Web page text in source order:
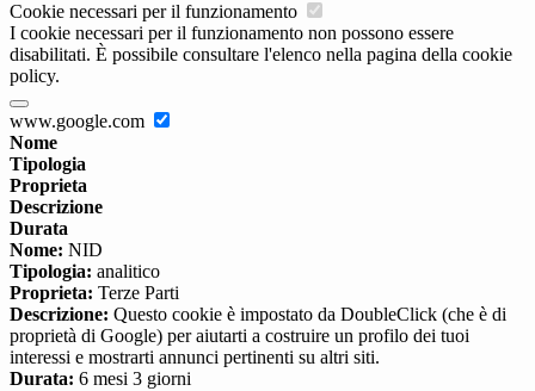
Cookie necessari per il funzionamento
I cookie necessari per il funzionamento non possono essere
disabilitati. È possibile consultare l'elenco nella pagina della cookie
policy.
www.google.com
Nome
Tipologia
Proprieta
Descrizione
Durata
Nome: NID
Tipologia: analitico
Proprieta: Terze Parti
Descrizione: Questo cookie è impostato da DoubleClick (che è di
proprietà di Google) per aiutarti a costruire un profilo dei tuoi
interessi e mostrarti annunci pertinenti su altri siti.
Durata: 6 mesi 3 giorni